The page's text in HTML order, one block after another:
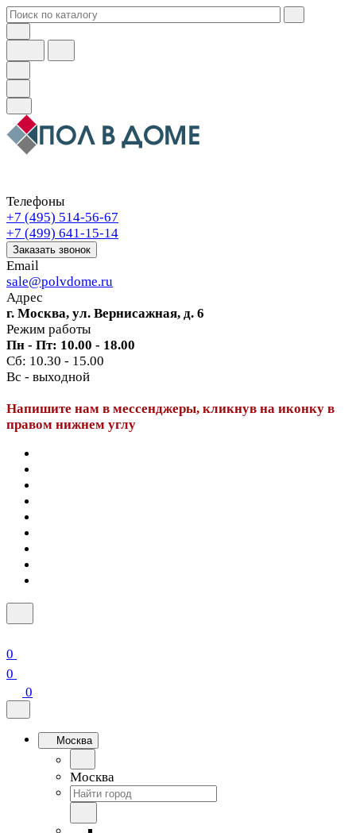
Телефоны
+7 (495) 514-56-67
+7 (499) 641-15-14
Заказать звонок
Email
sale@polvdome.ru
Адрес
г. Москва, ул. Вернисажная, д. 6
Режим работы
Пн - Пт: 10.00 - 18.00
Сб: 10.30 - 15.00
Вс - выходной
Напишите нам в мессенджеры, кликнув на иконку в
правом нижнем углу
0
0
0
Москва
Москва